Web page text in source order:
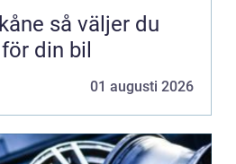
du
din bil
01 augusti 2026